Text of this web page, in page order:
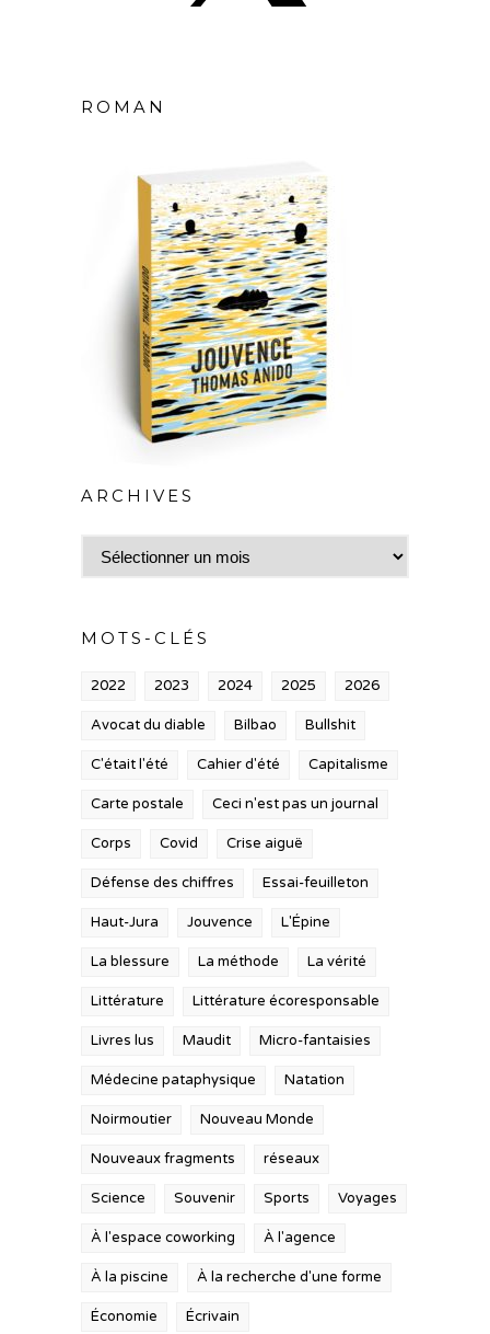
ROMAN
ARCHIVES
Archives
MOTS-CLÉS
2022 2023 2024 2025 2026
Avocat du diable Bilbao Bullshit
C'était l'été Cahier d'été Capitalisme
Carte postale Ceci n'est pas un journal
Corps Covid Crise aiguë
Défense des chiffres Essai-feuilleton
Haut-Jura Jouvence L'Épine
La blessure La méthode La vérité
Littérature Littérature écoresponsable
Livres lus Maudit Micro-fantaisies
Médecine pataphysique Natation
Noirmoutier Nouveau Monde
Nouveaux fragments réseaux
Science Souvenir Sports Voyages
À l'espace coworking À l'agence
À la piscine À la recherche d'une forme
Économie Écrivain